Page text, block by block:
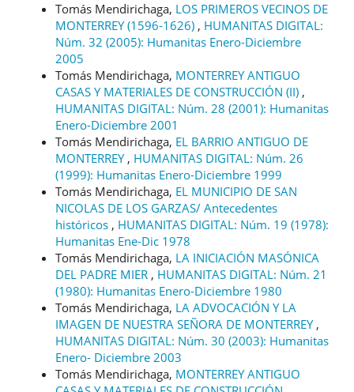
Tomás Mendirichaga, LOS PRIMEROS VECINOS DE
MONTERREY (1596-1626) , HUMANITAS DIGITAL:
Núm. 32 (2005): Humanitas Enero-Diciembre
2005
Tomás Mendirichaga, MONTERREY ANTIGUO
CASAS Y MATERIALES DE CONSTRUCCIÓN (II) ,
HUMANITAS DIGITAL: Núm. 28 (2001): Humanitas
Enero-Diciembre 2001
Tomás Mendirichaga, EL BARRIO ANTIGUO DE
MONTERREY , HUMANITAS DIGITAL: Núm. 26
(1999): Humanitas Enero-Diciembre 1999
Tomás Mendirichaga, EL MUNICIPIO DE SAN
NICOLAS DE LOS GARZAS/ Antecedentes
históricos , HUMANITAS DIGITAL: Núm. 19 (1978):
Humanitas Ene-Dic 1978
Tomás Mendirichaga, LA INICIACIÓN MASÓNICA
DEL PADRE MIER , HUMANITAS DIGITAL: Núm. 21
(1980): Humanitas Enero-Diciembre 1980
Tomás Mendirichaga, LA ADVOCACIÓN Y LA
IMAGEN DE NUESTRA SEÑORA DE MONTERREY ,
HUMANITAS DIGITAL: Núm. 30 (2003): Humanitas
Enero- Diciembre 2003
Tomás Mendirichaga, MONTERREY ANTIGUO